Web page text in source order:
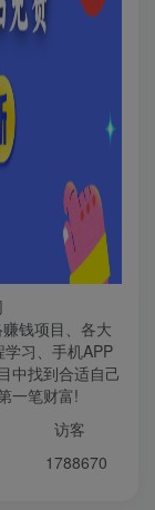
钱项目、各大
学习、手机APP
中找到合适自己
一笔财富!
访客
1788670